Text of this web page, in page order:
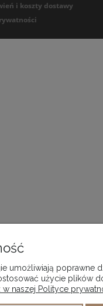
i koszty dostawy
umożliwiają poprawne
użycie plików
naszej Polityce